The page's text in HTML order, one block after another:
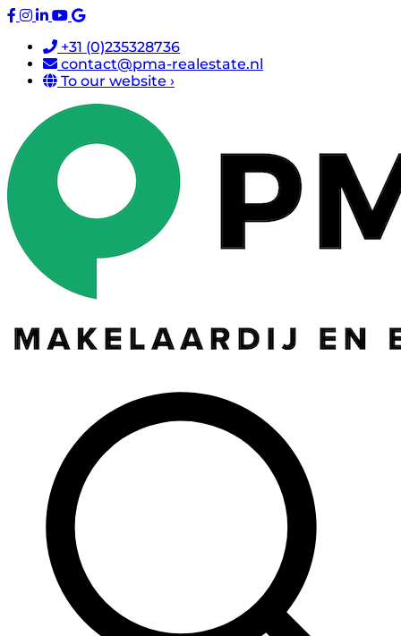
+31 (0)235328736
contact@pma-realestate.nl
To our website ›